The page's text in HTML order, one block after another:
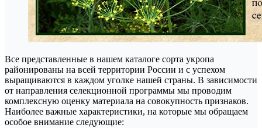
Все представленные в нашем каталоге сорта укропа
районированы на всей территории России и с успехом
выращиваются в каждом уголке нашей страны. В зависимости
от направления селекционной программы мы проводим
комплексную оценку материала на совокупность признаков.
Наиболее важные характеристики, на которые мы обращаем
особое внимание следующие: